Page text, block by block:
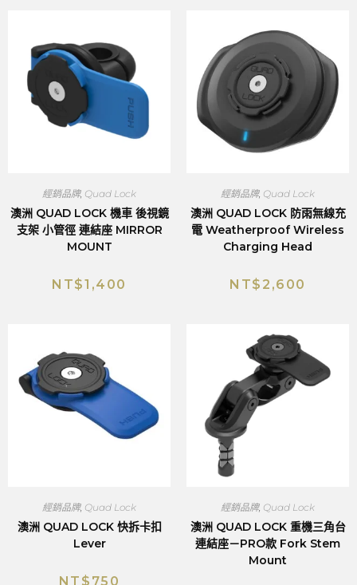
經銷品牌, Quad Lock
澳洲 QUAD LOCK 機車 後視鏡
支架 小管徑 連結座 MIRROR
MOUNT
NT$1,400
經銷品牌, Quad Lock
澳洲 QUAD LOCK 防雨無線充
電 Weatherproof Wireless
Charging Head
NT$ 2,600
經銷品牌, Quad Lock
澳洲 QUAD LOCK 快拆卡扣
Lever
NT$ 750
經銷品牌, Quad Lock
澳洲 QUAD LOCK 重機三角台
連結座－PRO款 Fork Stem
Mount